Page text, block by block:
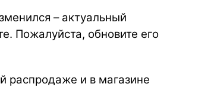
– актуальный
Пожалуйста, обновите его
распродаже и в магазине